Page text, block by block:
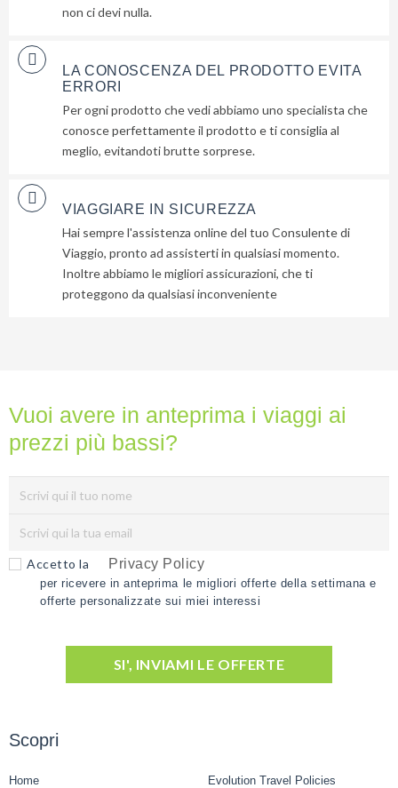
non ci devi nulla.
LA CONOSCENZA DEL PRODOTTO EVITA
ERRORI
Per ogni prodotto che vedi abbiamo uno specialista che
conosce perfettamente il prodotto e ti consiglia al
meglio, evitandoti brutte sorprese.
VIAGGIARE IN SICUREZZA
Hai sempre l'assistenza online del tuo Consulente di
Viaggio, pronto ad assisterti in qualsiasi momento.
Inoltre abbiamo le migliori assicurazioni, che ti
proteggono da qualsiasi inconveniente
Vuoi avere in anteprima i viaggi ai
prezzi più bassi?
Accetto la Privacy Policy
per ricevere in anteprima le migliori offerte della settimana e
offerte personalizzate sui miei interessi
SI', INVIAMI LE OFFERTE
Scopri
Home Evolution Travel Policies